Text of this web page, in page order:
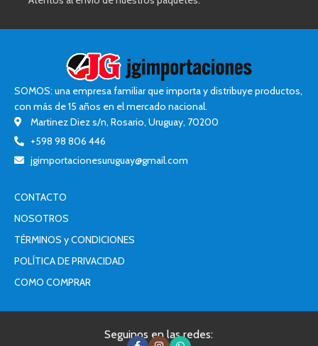
SOMOS: una empresa familiar que importa y distribuye productos,
con más de 15 años en el mercado nacional.
Martinez Diez s/n, Rosario, Uruguay, 70200
+598 98 806 446
jgimportacionesuruguay@gmail.com
CONTACTO
NOSOTROS
TÉRMINOS y CONDICIONES
POLÍTICA DE PRIVACIDAD
COMO COMPRAR
Seguinos en las redes: